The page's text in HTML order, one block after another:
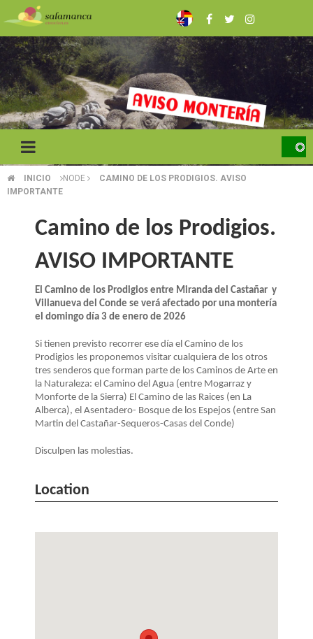
to
main
content
BREADCRUMB
INICIO NODE
CAMINO DE LOS PRODIGIOS. AVISO
IMPORTANTE
Camino de los Prodigios.
AVISO IMPORTANTE
El Camino de los Prodigios entre Miranda del Castañar y
Villanueva del Conde se verá afectado por una montería
el domingo día 3 de enero de 2026
Si tienen previsto recorrer ese día el Camino de los
Prodigios les proponemos visitar cualquiera de los otros
tres senderos que forman parte de los Caminos de Arte en
la Naturaleza: el Camino del Agua (entre Mogarraz y
Monforte de la Sierra) El Camino de las Raices (en La
Alberca), el Asentadero- Bosque de los Espejos (entre San
Martin del Castañar-Sequeros-Casas del Conde)
Disculpen las molestias.
Location